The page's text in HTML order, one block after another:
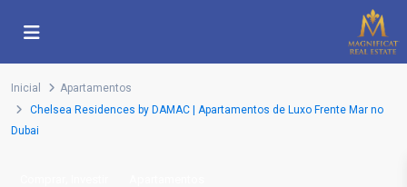
Inicial
Apartamentos
Chelsea Residences by DAMAC | Apartamentos de Luxo Frente Mar no
Dubai